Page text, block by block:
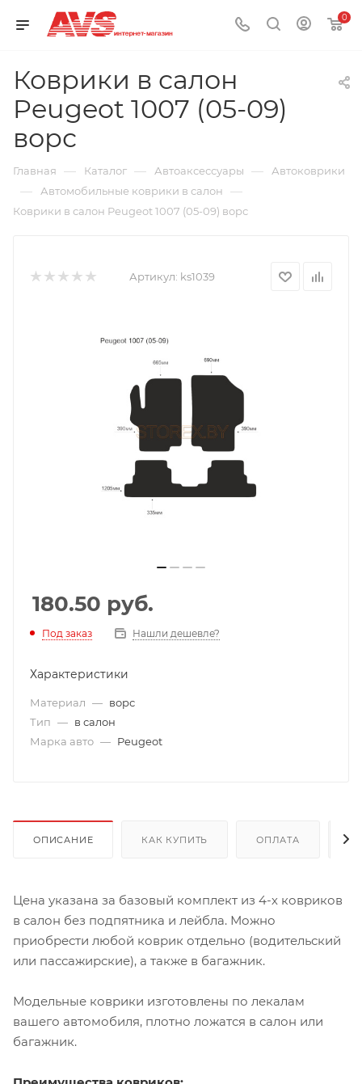
0
Коврики в салон
Peugeot 1007 (05-09)
ворс
Главная — Каталог — Автоаксессуары — Автоковрики
— Автомобильные коврики в салон —
Коврики в салон Peugeot 1007 (05-09) ворс
Артикул: ks1039
180.50 руб.
Под заказ Нашли дешевле?
Характеристики
Материал — ворс
Тип — в салон
Марка авто — Peugeot
ОПИСАНИЕ КАК КУПИТЬ ОПЛАТА
Цена указана за базовый комплект из 4-х ковриков
в салон без подпятника и лейбла. Можно
приобрести любой коврик отдельно (водительский
или пассажирские), а также в багажник.
Модельные коврики изготовлены по лекалам
вашего автомобиля, плотно ложатся в салон или
багажник.